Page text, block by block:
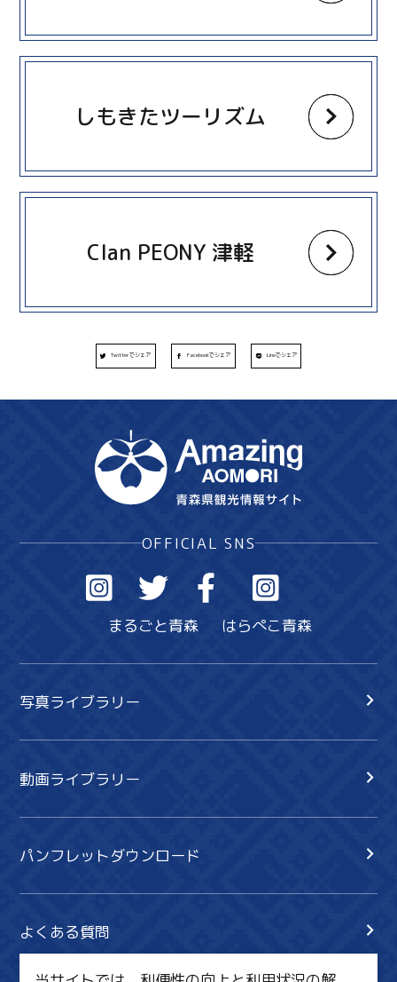
しもきたツーリズム
more
Clan PEONY 津軽
more
Twitterでシェア Facebookでシェア Lineでシェア
OFFICIAL SNS
まるごと青森 はらぺこ青森
写真ライブラリー
動画ライブラリー
パンフレットダウンロード
よくある質問